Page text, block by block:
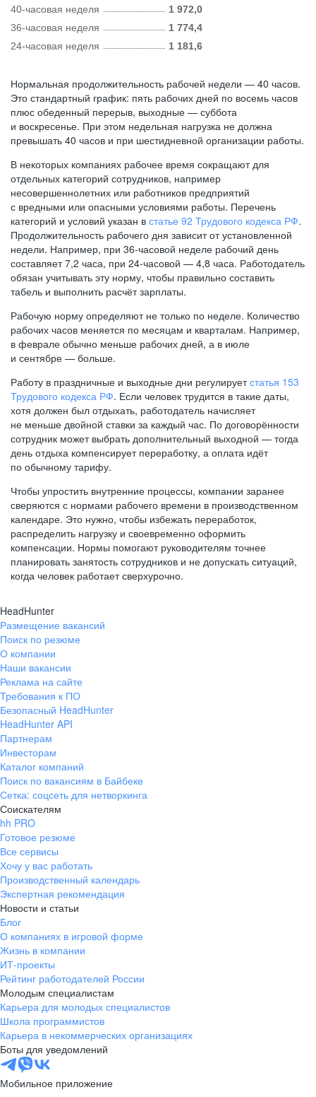
40-часовая неделя
1 972,0
36-часовая неделя
1 774,4
24-часовая неделя
1 181,6
Нормальная продолжительность рабочей недели — 40 часов.
Это стандартный график: пять рабочих дней по восемь часов
плюс обеденный перерыв, выходные — суббота
и воскресенье. При этом недельная нагрузка не должна
превышать 40 часов и при шестидневной организации работы.
В некоторых компаниях рабочее время сокращают для
отдельных категорий сотрудников, например
несовершеннолетних или работников предприятий
с вредными или опасными условиями работы. Перечень
категорий и условий указан в статье 92 Трудового кодекса РФ.
Продолжительность рабочего дня зависит от установленной
недели. Например, при 36-часовой неделе рабочий день
составляет 7,2 часа, при 24-часовой — 4,8 часа. Работодатель
обязан учитывать эту норму, чтобы правильно составить
табель и выполнить расчёт зарплаты.
Рабочую норму определяют не только по неделе. Количество
рабочих часов меняется по месяцам и кварталам. Например,
в феврале обычно меньше рабочих дней, а в июле
и сентябре — больше.
Работу в праздничные и выходные дни регулируетстатья 153
Трудового кодекса РФ. Если человек трудится в такие даты,
хотя должен был отдыхать, работодатель начисляет
не меньше двойной ставки за каждый час. По договорённости
сотрудник может выбрать дополнительный выходной — тогда
день отдыха компенсирует переработку, а оплата идёт
по обычному тарифу.
Чтобы упростить внутренние процессы, компании заранее
сверяются с нормами рабочего времени в производственном
календаре. Это нужно, чтобы избежать переработок,
распределить нагрузку и своевременно оформить
компенсации. Нормы помогают руководителям точнее
планировать занятость сотрудников и не допускать ситуаций,
когда человек работает сверхурочно.
HeadHunter
Размещение вакансий
Поиск по резюме
О компании
Наши вакансии
Реклама на сайте
Требования к ПО
Безопасный HeadHunter
HeadHunter API
Партнерам
Инвесторам
Каталог компаний
Поиск по вакансиям в Байбеке
Сетка: соцсеть для нетворкинга
Соискателям
hh PRO
Готовое резюме
Все сервисы
Хочу у вас работать
Производственный календарь
Экспертная рекомендация
Новости и статьи
Блог
О компаниях в игровой форме
Жизнь в компании
ИТ-проекты
Рейтинг работодателей России
Молодым специалистам
Карьера для молодых специалистов
Школа программистов
Карьера в некоммерческих организациях
Боты для уведомлений
Мобильное приложение